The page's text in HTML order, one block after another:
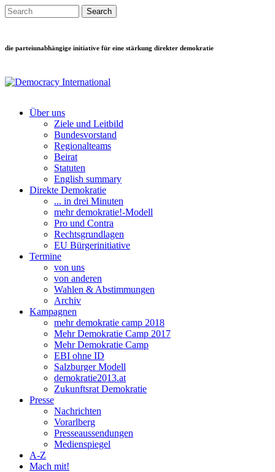
Direkt zum Inhalt
Search this site
die parteiunabhängige initiative für eine stärkung direkter demokratie
Main menu
Über uns
Ziele und Leitbild
Bundesvorstand
Regionalteams
Beirat
Statuten
English summary
Direkte Demokratie
... in drei Minuten
mehr demokratie!-Modell
Pro und Contra
Rechtsgrundlagen
EU Bürgerinitiative
Termine
von uns
von anderen
Wahlen & Abstimmungen
Archiv
Kampagnen
mehr demokratie camp 2018
Mehr Demokratie Camp 2017
Mehr Demokratie Camp
EBI ohne ID
Salzburger Modell
demokratie2013.at
Zukunftsrat Demokratie
Presse
Nachrichten
Vorarlberg
Presseaussendungen
Medienspiegel
A-Z
Mach mit!